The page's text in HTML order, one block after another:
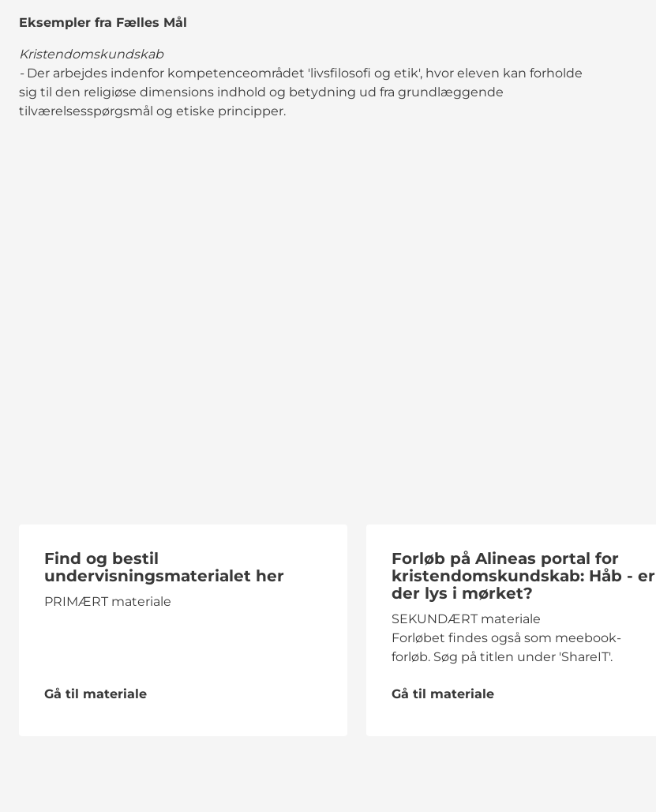
Eksempler fra Fælles Mål
Kristendomskundskab
-Der arbejdes indenfor kompetenceområdet 'livsfilosofi og etik', hvor eleven kan forholde
sig til den religiøse dimensions indhold og betydning ud fra grundlæggende
tilværelsesspørgsmål og etiske principper.
Find og bestil
undervisningsmaterialet her
PRIMÆRT materiale
Gå til materiale
Forløb på Alineas portal for
kristendomskundskab: Håb - er
der lys i mørket?
SEKUNDÆRT materiale
Forløbet findes også som meebook-
forløb. Søg på titlen under 'ShareIT'.
Gå til materiale